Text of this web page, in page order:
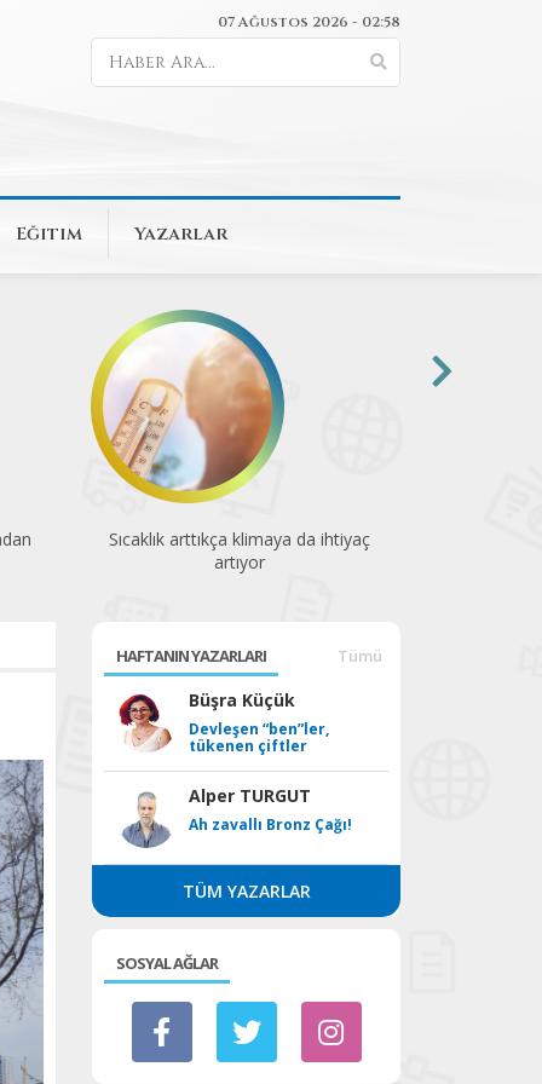
07 Ağustos 2026 - 02:58
Eğitim Yazarlar
Sıcaklık arttıkça klimaya da ihtiyaç
artıyor
HAFTANIN YAZARLARI Tümü
Büşra Küçük
Devleşen “ben”ler,
tükenen çiftler
Alper TURGUT
Ah zavallı Bronz Çağı!
TÜM YAZARLAR
SOSYAL AĞLAR